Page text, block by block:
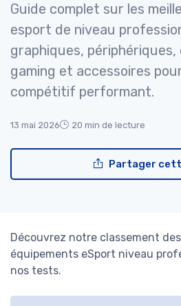
Guide complet sur les
esport de niveau
graphiques, périphériques,
gaming et accessoires
compétitif performant.
13 mai 2026 20 min de lecture
Partager
Découvrez notre classement
équipements eSport niveau
nos tests.